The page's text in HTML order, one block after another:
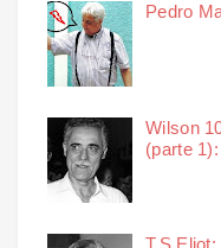
Pedro
Wilson
(parte